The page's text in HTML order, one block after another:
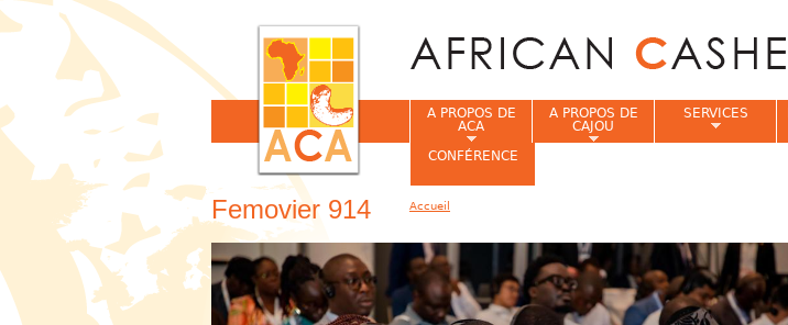
Femovier 914
A PROPOS DE
ACA
A PROPOS DE
CAJOU
SERVICES
CONFÉRENCE
Accueil